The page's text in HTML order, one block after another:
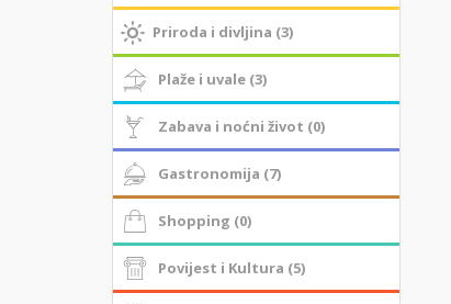
Priroda i divljina (3)
Plaže i uvale (3)
Zabava i noćni život (0)
Gastronomija (7)
Shopping (0)
Povijest i Kultura (5)